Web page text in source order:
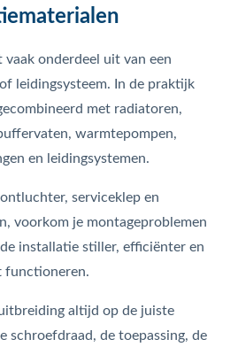
vaak onderdeel uit van een
leidingsysteem. In de praktijk
met radiatoren,
warmtepompen,
en leidingsystemen.
serviceklep en
voorkom je montageproblemen
installatie stiller, efficiënter en
functioneren.
altijd op de juiste
schroefdraad, de toepassing, de